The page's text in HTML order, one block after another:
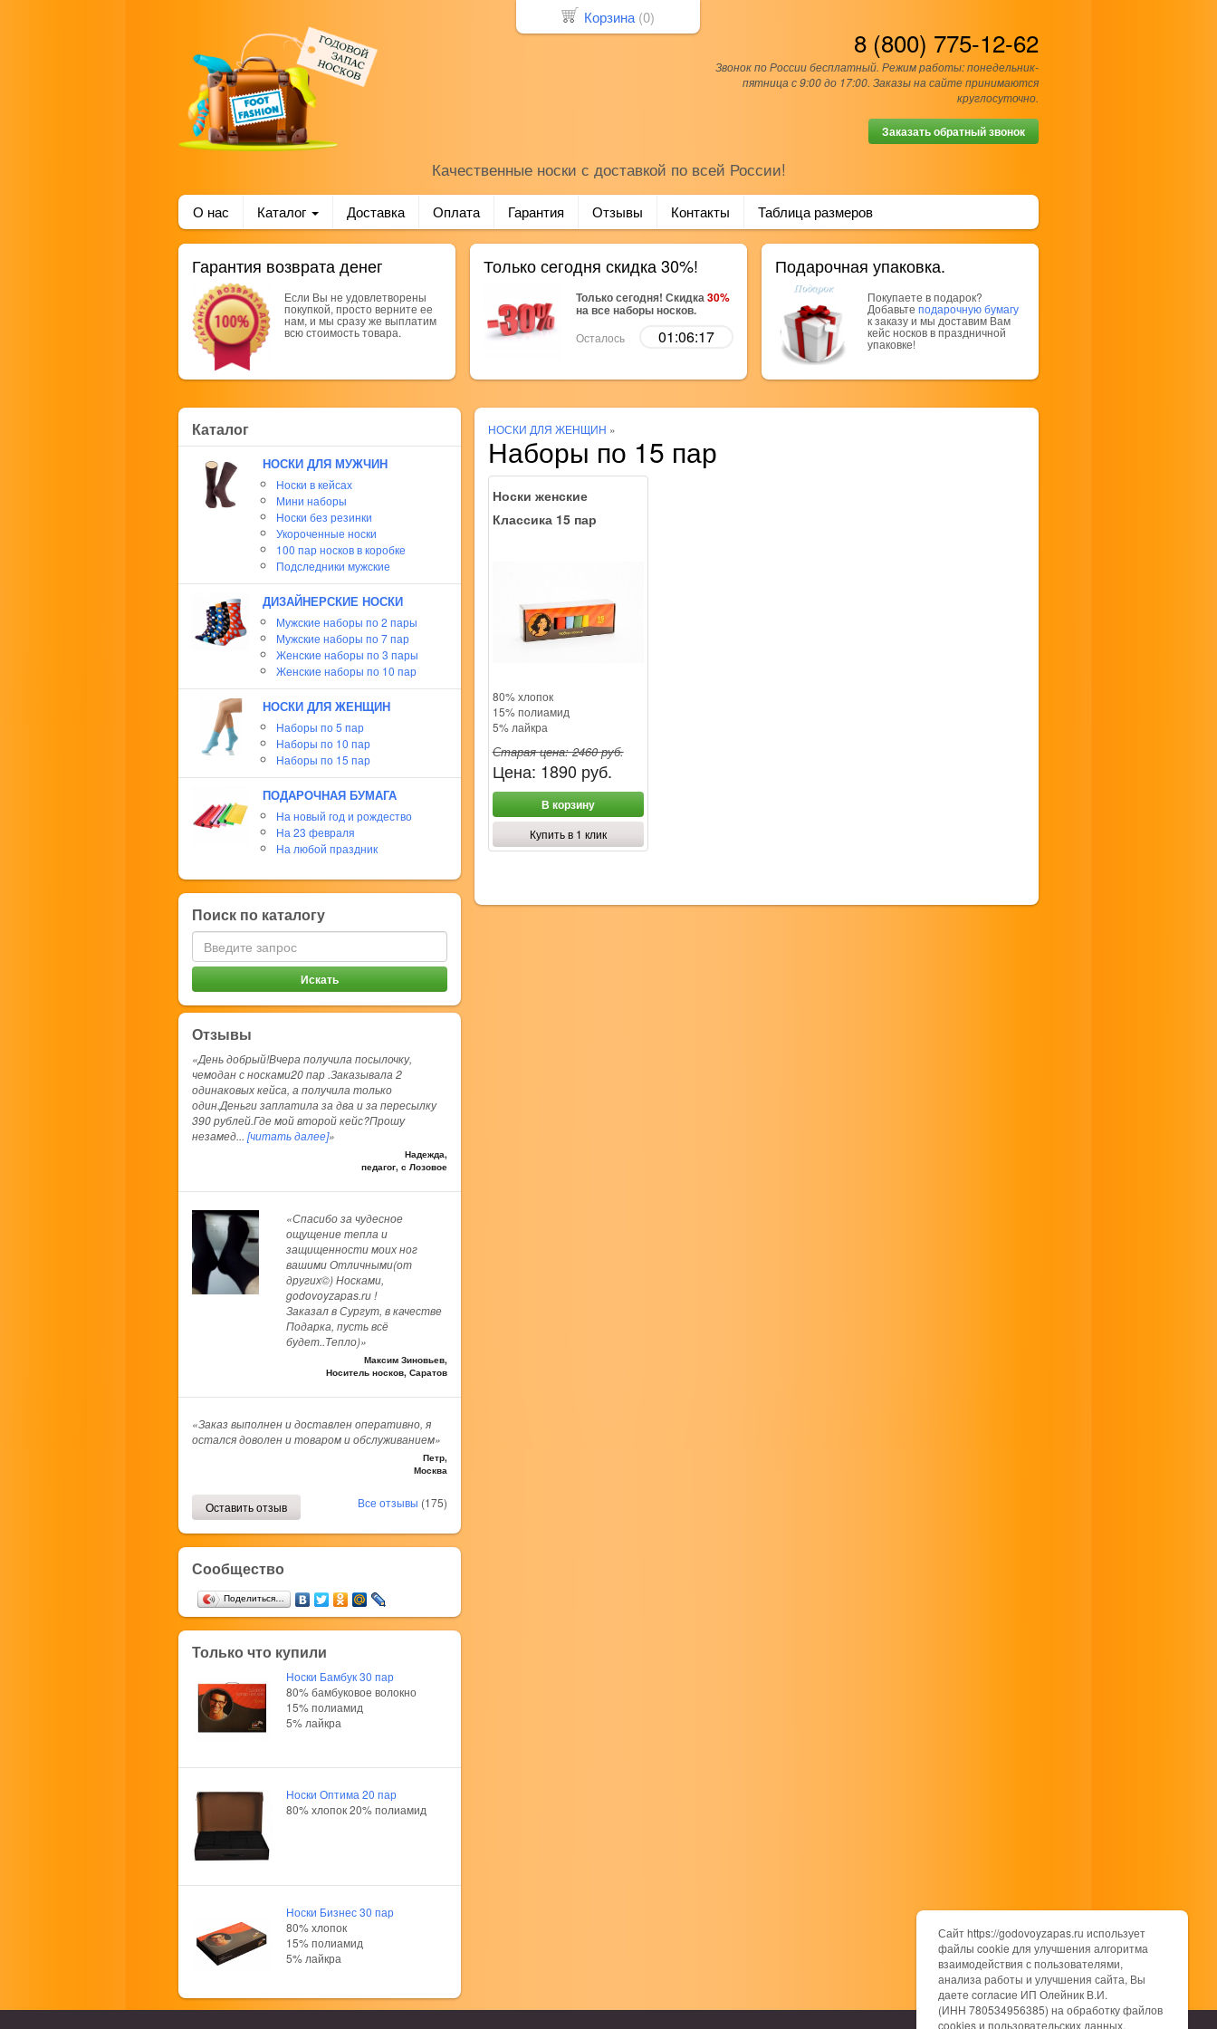
8 (800) 775-12-62
Звонок по России бесплатный. Режим работы: понедельник-
пятница с 9:00 до 17:00. Заказы на сайте принимаются
круглосуточно.
Заказать обратный звонок
Качественные носки с доставкой по всей России!
О нас Каталог Доставка Оплата Гарантия Отзывы Контакты Таблица размеров
Гарантия возврата денег
Если Вы не удовлетворены
покупкой, просто верните ее
нам, и мы сразу же выплатим
всю стоимость товара.
Только сегодня скидка 30%!
Только сегодня! Скидка30%
на все наборы носков.
Осталось 01:06:16
Подарочная упаковка.
Покупаете в подарок?
Добавьте подарочную бумагу
к заказу и мы доставим Вам
кейс носков в праздничной
упаковке!
Каталог
НОСКИ ДЛЯ МУЖЧИН
Носки в кейсах
Мини наборы
Носки без резинки
Укороченные носки
100 пар носков в коробке
Подследники мужские
ДИЗАЙНЕРСКИЕ НОСКИ
Мужские наборы по 2 пары
Мужские наборы по 7 пар
Женские наборы по 3 пары
Женские наборы по 10 пар
НОСКИ ДЛЯ ЖЕНЩИН
Наборы по 5 пар
Наборы по 10 пар
Наборы по 15 пар
ПОДАРОЧНАЯ БУМАГА
На новый год и рождество
На 23 февраля
На любой праздник
Поиск по каталогу
Отзывы
«День добрый!Вчера получила посылочку,
чемодан с носками20 пар .Заказывала 2
одинаковых кейса, а получила только
один.Деньги заплатила за два и за пересылку
390 рублей.Где мой второй кейс?Прошу
незамед... [читать далее]»
Надежда,
педагог, с Лозовое
«Спасибо за чудесное
ощущение тепла и
защищенности моих ног
вашими Отличными(от
других©) Носками,
godovoyzapas.ru !
Заказал в Сургут, в качестве
Подарка, пусть всё
будет..Тепло)»
Максим Зиновьев,
Носитель носков, Саратов
«Заказ выполнен и доставлен оперативно, я
остался доволен и товаром и обслуживанием»
Петр,
Москва
Оставить отзыв Все отзывы (175)
Сообщество
Поделиться…
Только что купили
Носки Бамбук 30 пар
80% бамбуковое волокно
15% полиамид
5% лайкра
Носки Оптима 20 пар
80% хлопок 20% полиамид
Носки Бизнес 30 пар
80% хлопок
15% полиамид
5% лайкра
НОСКИ ДЛЯ ЖЕНЩИН »
Наборы по 15 пар
Носки женские
Классика 15 пар
80% хлопок
15% полиамид
5% лайкра
Старая цена:2460руб.
Цена: 1890 руб.
В корзину
Купить в 1 клик
Корзина (0)
Сайт https://godovoyzapas.ru использует
файлы cookie для улучшения алгоритма
взаимодействия с пользователями,
анализа работы и улучшения сайта, Вы
даете согласие ИП Олейник В.И.
(ИНН 780534956385) на обработку файлов
cookies и пользовательских данных,